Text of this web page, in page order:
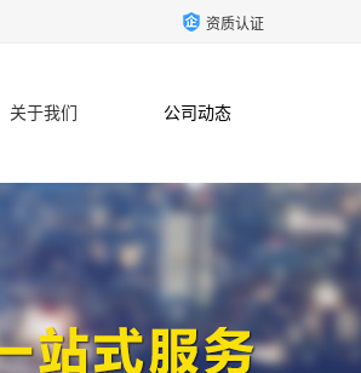
资质认证
关于我们 公司动态